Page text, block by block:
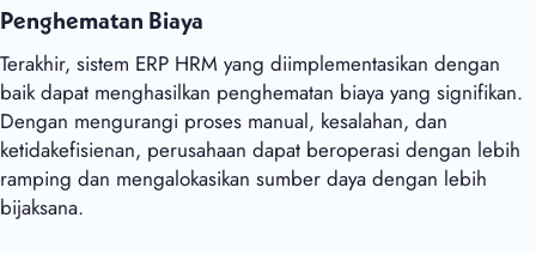
Penghematan Biaya
Terakhir, sistem ERP HRM yang diimplementasikan dengan
baik dapat menghasilkan penghematan biaya yang signifikan.
Dengan mengurangi proses manual, kesalahan, dan
ketidakefisienan, perusahaan dapat beroperasi dengan lebih
ramping dan mengalokasikan sumber daya dengan lebih
bijaksana.